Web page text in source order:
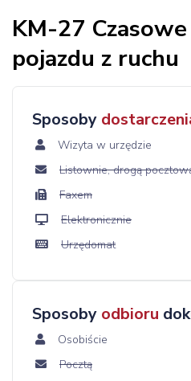
KM-27
pojazdu z ruchu
Sposoby
Wizyta w urzędzie
Listownie, drogą
Faxem
Elektronicznie
Urzędomat
Sposoby odbioru
Osobiście
Pocztą